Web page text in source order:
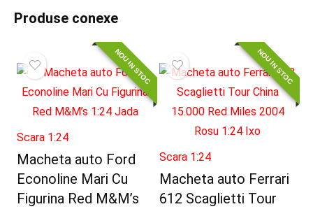
Produse conexe
NOU IN STOC
Scara 1:24
Macheta auto Ford
Econoline Mari Cu
Figurina Red M&M’s
NOU IN STOC
Scara 1:24
Macheta auto Ferrari
612 Scaglietti Tour